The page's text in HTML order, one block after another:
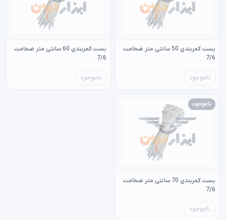
بست کمربندی 50 سانتی متر ضخامت
7/6
ناموجود
بست کمربندی 60 سانتی متر ضخامت
7/6
ناموجود
ناموجود
بست کمربندی 70 سانتی متر ضخامت
7/6
ناموجود